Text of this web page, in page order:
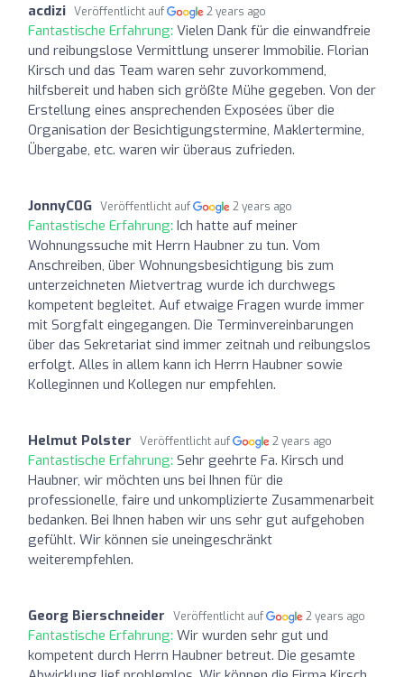
acdizi Veröffentlicht auf 2 years ago
Fantastische Erfahrung: Vielen Dank für die einwandfreie
und reibungslose Vermittlung unserer Immobilie. Florian
Kirsch und das Team waren sehr zuvorkommend,
hilfsbereit und haben sich größte Mühe gegeben. Von der
Erstellung eines ansprechenden Exposées über die
Organisation der Besichtigungstermine, Maklertermine,
Übergabe, etc. waren wir überaus zufrieden.
JonnyC0G Veröffentlicht auf 2 years ago
Fantastische Erfahrung: Ich hatte auf meiner
Wohnungssuche mit Herrn Haubner zu tun. Vom
Anschreiben, über Wohnungsbesichtigung bis zum
unterzeichneten Mietvertrag wurde ich durchwegs
kompetent begleitet. Auf etwaige Fragen wurde immer
mit Sorgfalt eingegangen. Die Terminvereinbarungen
über das Sekretariat sind immer zeitnah und reibungslos
erfolgt. Alles in allem kann ich Herrn Haubner sowie
Kolleginnen und Kollegen nur empfehlen.
Helmut Polster Veröffentlicht auf 2 years ago
Fantastische Erfahrung: Sehr geehrte Fa. Kirsch und
Haubner, wir möchten uns bei Ihnen für die
professionelle, faire und unkomplizierte Zusammenarbeit
bedanken. Bei Ihnen haben wir uns sehr gut aufgehoben
gefühlt. Wir können sie uneingeschränkt
weiterempfehlen.
Georg Bierschneider Veröffentlicht auf 2 years ago
Fantastische Erfahrung: Wir wurden sehr gut und
kompetent durch Herrn Haubner betreut. Die gesamte